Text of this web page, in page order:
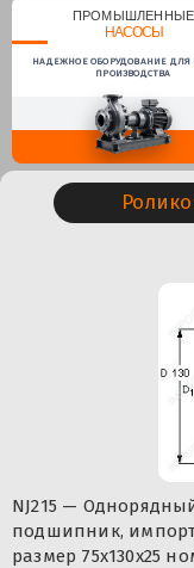
ПРОМЫШЛЕННЫЕ
НАСОСЫ
НАДЕЖНОЕ ОБОРУДОВАНИЕ ДЛЯ
ПРОИЗВОДСТВА
NJ215 —
подшипник,
размер 75x130x25